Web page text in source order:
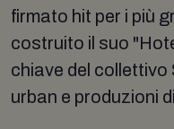
firmato hit per i più
costruito il suo
chiave del collettivo
urban e produzioni